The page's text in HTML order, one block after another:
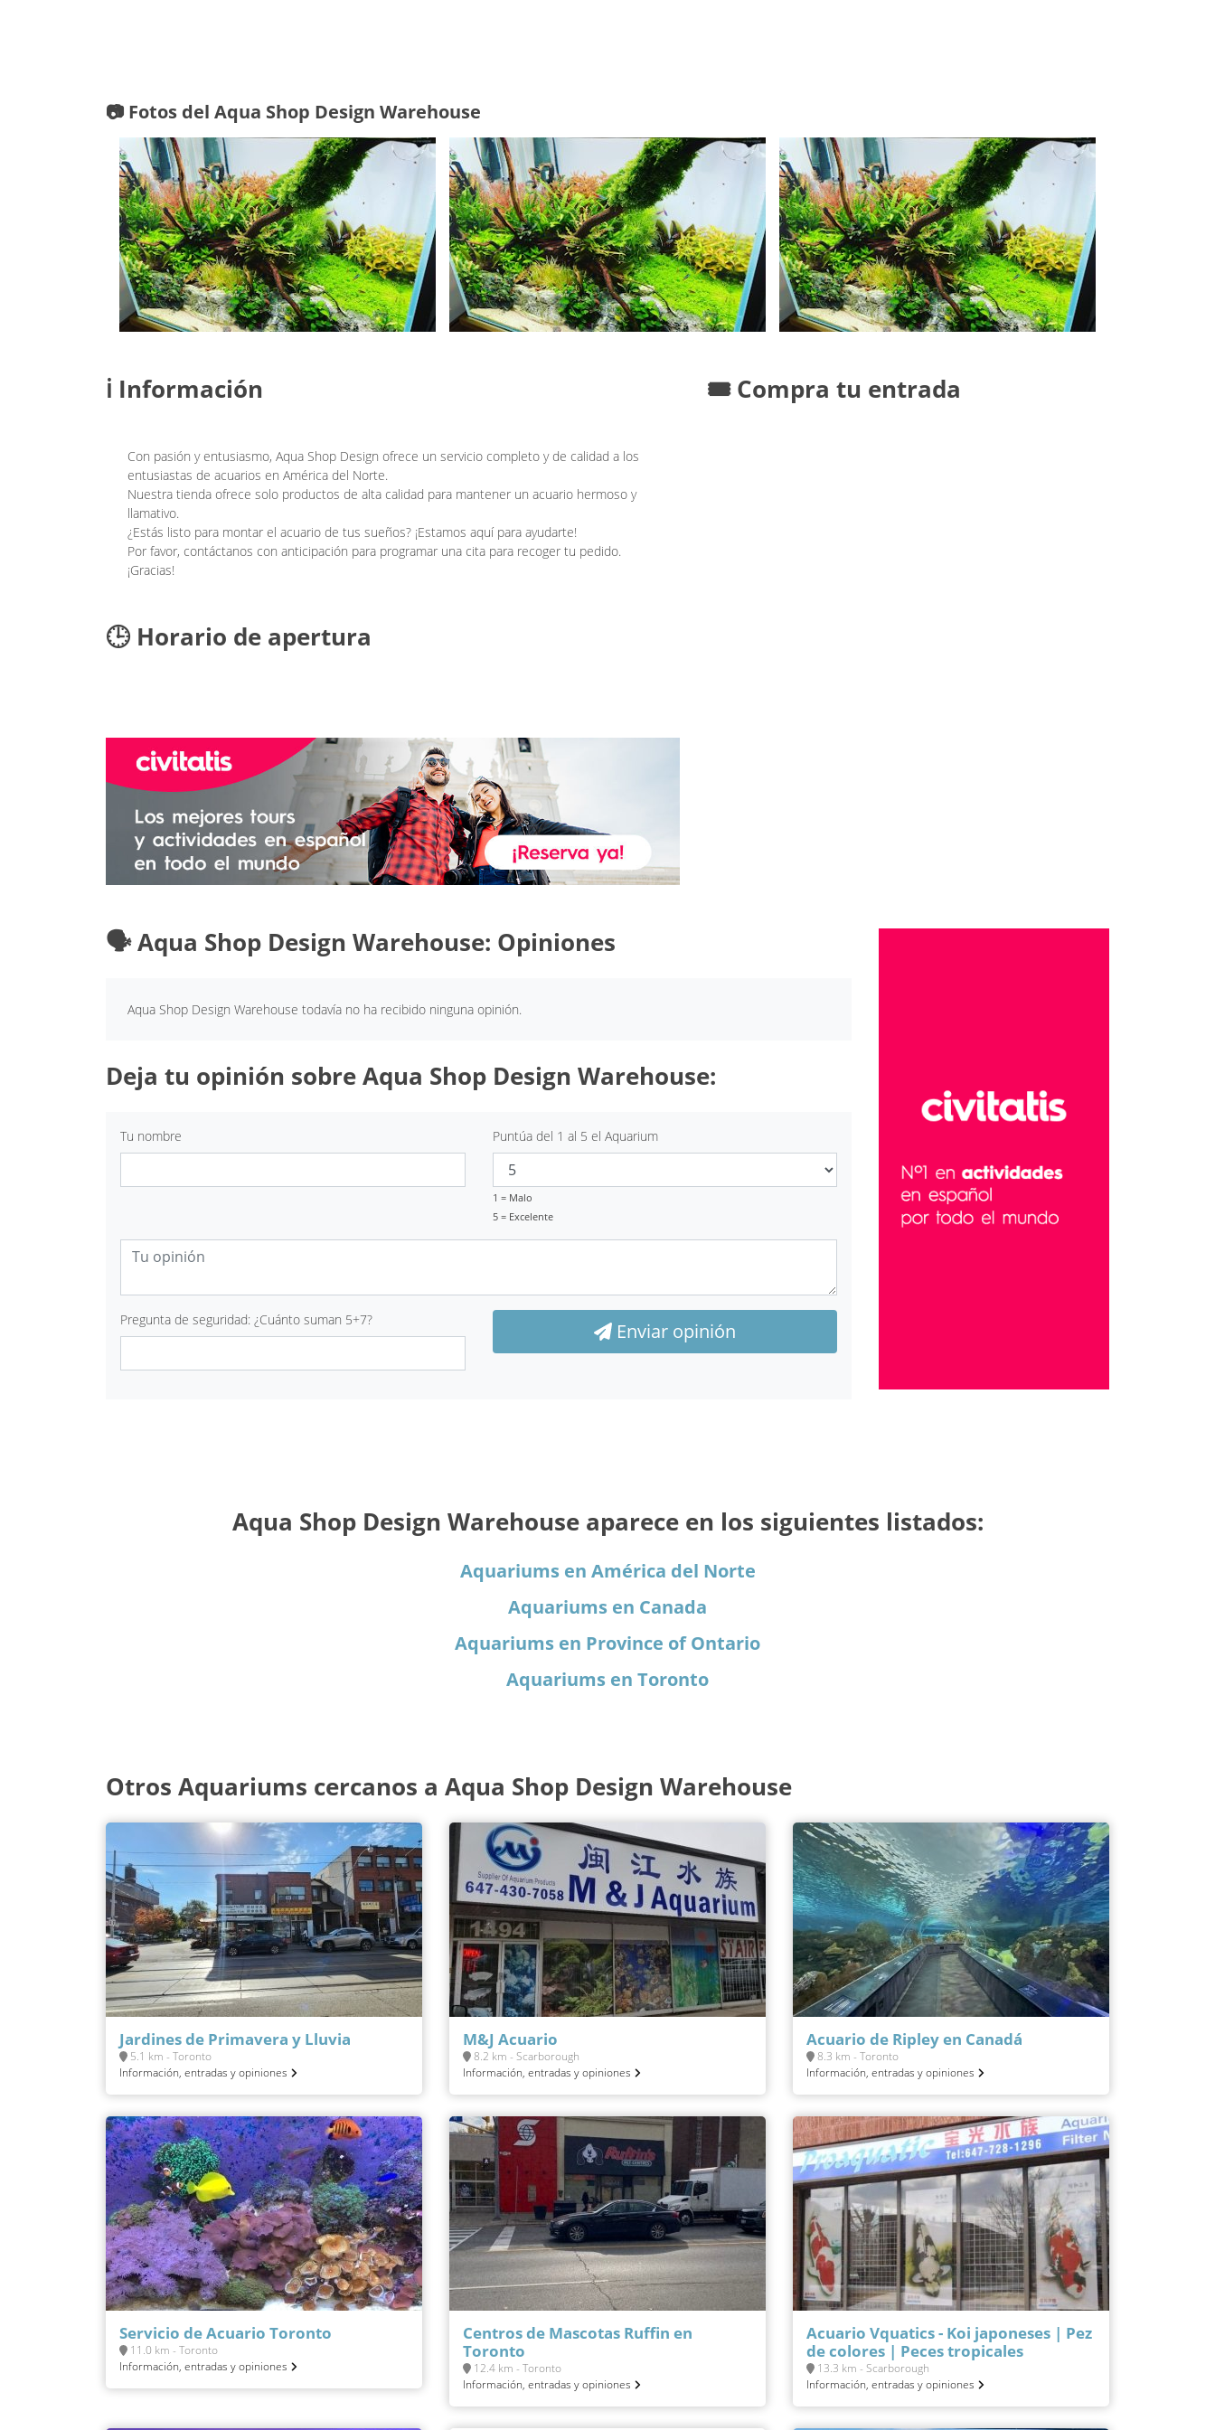
📷 Fotos del Aqua Shop Design Warehouse
ℹ️ Información
Con pasión y entusiasmo, Aqua Shop Design ofrece un servicio completo y de calidad a los
entusiastas de acuarios en América del Norte.
Nuestra tienda ofrece solo productos de alta calidad para mantener un acuario hermoso y
llamativo.
¿Estás listo para montar el acuario de tus sueños? ¡Estamos aquí para ayudarte!
Por favor, contáctanos con anticipación para programar una cita para recoger tu pedido.
¡Gracias!
🕒 Horario de apertura
🎟️ Compra tu entrada
🗣️ Aqua Shop Design Warehouse: Opiniones
Aqua Shop Design Warehouse todavía no ha recibido ninguna opinión.
Deja tu opinión sobre Aqua Shop Design Warehouse:
Tu nombre Puntúa del 1 al 5 el Aquarium
1 = Malo
5 = Excelente
Pregunta de seguridad: ¿Cuánto suman 5+7? Enviar opinión
Aqua Shop Design Warehouse aparece en los siguientes listados:
Aquariums en América del Norte
Aquariums en Canada
Aquariums en Province of Ontario
Aquariums en Toronto
Otros Aquariums cercanos a Aqua Shop Design Warehouse
Jardines de Primavera y Lluvia
5.1 km - Toronto
Información, entradas y opiniones
M&J Acuario
8.2 km - Scarborough
Información, entradas y opiniones
Acuario de Ripley en Canadá
8.3 km - Toronto
Información, entradas y opiniones
Servicio de Acuario Toronto
11.0 km - Toronto
Información, entradas y opiniones
Centros de Mascotas Ruffin en
Toronto
12.4 km - Toronto
Información, entradas y opiniones
Acuario Vquatics - Koi japoneses | Pez
de colores | Peces tropicales
13.3 km - Scarborough
Información, entradas y opiniones